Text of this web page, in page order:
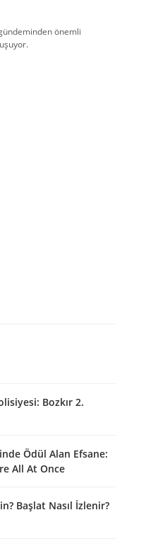
önemli
Bozkır 2.
Ödül Alan Efsane:
All At Once
Başlat Nasıl İzlenir?